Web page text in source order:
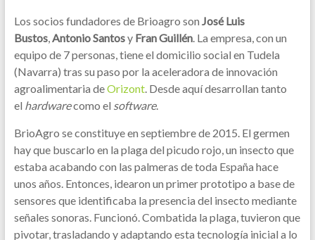
Los socios fundadores de Brioagro son José Luis
Bustos, Antonio Santosy Fran Guillén. La empresa, con un
equipo de 7 personas, tiene el domicilio social en Tudela
(Navarra) tras su paso por la aceleradora de innovación
agroalimentaria deOrizont. Desde aquí desarrollan tanto
el hardwarecomo el software.
BrioAgro se constituye en septiembre de 2015. El germen
hay que buscarlo en la plaga del picudo rojo, un insecto que
estaba acabando con las palmeras de toda España hace
unos años. Entonces, idearon un primer prototipo a base de
sensores que identificaba la presencia del insecto mediante
señales sonoras. Funcionó. Combatida la plaga, tuvieron que
pivotar, trasladando y adaptando esta tecnología inicial a lo